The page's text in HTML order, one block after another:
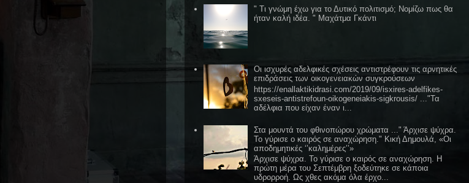
" Τι γνώμη έχω για το Δυτικό πολιτισμό; Νομίζω πως θα
ήταν καλή ιδέα. " Μαχάτμα Γκάντι
Οι ισχυρές αδελφικές σχέσεις αντιστρέφουν τις αρνητικές
επιδράσεις των οικογενειακών συγκρούσεων
https://enallaktikidrasi.com/2019/09/isxires-adelfikes-
sxeseis-antistrefoun-oikogeneiakis-sigkrousis/ ..."Τα
αδέλφια που είχαν έναν ι...
Στα μουντά του φθινοπώρου χρώματα ..." Άρχισε ψύχρα.
Το γύρισε ο καιρός σε αναχώρηση." Κική Δημουλά, «Οι
αποδημητικές ‘’καλημέρες’’»
Άρχισε ψύχρα. Το γύρισε ο καιρός σε αναχώρηση. Η
πρώτη μέρα του Σεπτέμβρη ξοδεύτηκε σε κάποια
υδρορροή. Ως χθες ακόμα όλα έρχο...